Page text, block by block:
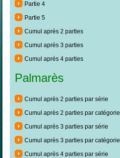
Partie 4
Partie 5
Cumul après 2 parties
Cumul après 3 parties
Cumul après 4 parties
Palmarès
Cumul après 2 parties par série
Cumul après 2 parties par catégorie
Cumul après 3 parties par série
Cumul après 3 parties par catégorie
Cumul après 4 parties par série